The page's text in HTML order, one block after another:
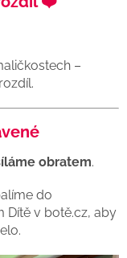
–
obratem.
do
Dítě v botě.cz, aby